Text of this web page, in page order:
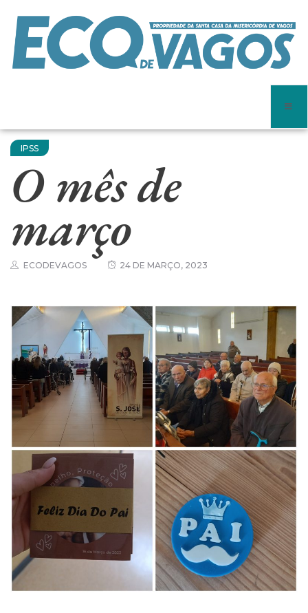
IPSS
O mês de
março
ECODEVAGOS 24 DE MARÇO, 2023